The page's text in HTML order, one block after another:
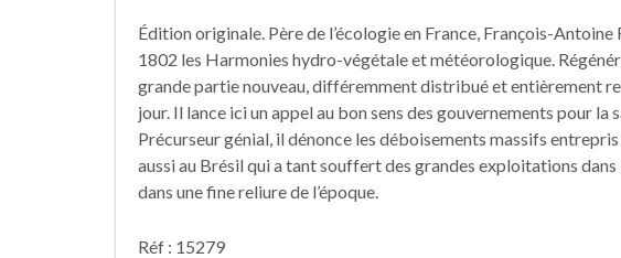
de
tous
les
Édition originale. Père de l’écologie en France, François-Antoine
1802 les Harmonies hydro-végétale et météorologique.
grande partie nouveau, différemment distribué et entièrement
jour. Il lance ici un appel au bon sens des gouvernements pour la
Précurseur génial, il dénonce les déboisements massifs
aussi au Brésil qui a tant souffert des grandes exploitations
dans une fine reliure de l’époque.
Réf : 15279